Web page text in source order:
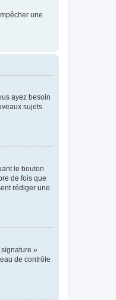
une
ayez besoin
sujets
le bouton
de fois que
rédiger une
»
de contrôle